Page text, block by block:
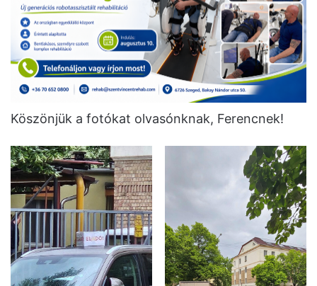
Köszönjük a fotókat olvasónknak, Ferencnek!